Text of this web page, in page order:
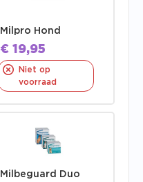
Milpro Hond
€ 19,95
Niet op
voorraad
Milbeguard Duo